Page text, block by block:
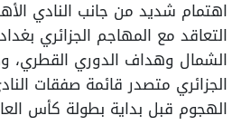
اهتمام شديد من جانب النادي
التعاقد مع المهاجم الجزائري
الشمال وهداف الدوري القطري،
الجزائري متصدر قائمة صفقات
الهجوم قبل بداية بطولة كأس العالم